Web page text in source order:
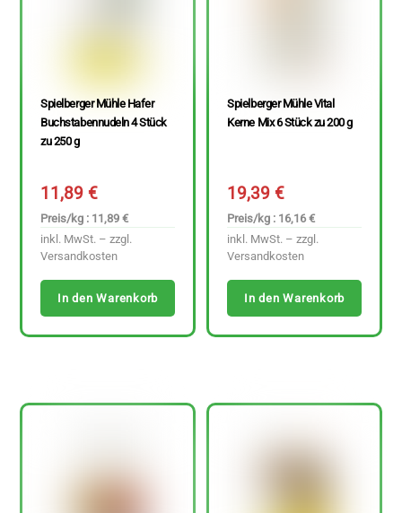
Spielberger Mühle Hafer
Buchstabennudeln 4 Stück
zu 250 g
11,89€
Preis/kg : 11,89 €
inkl. MwSt. – zzgl.
Versandkosten
In den Warenkorb
Spielberger Mühle Vital
Kerne Mix 6 Stück zu 200 g
19,39€
Preis/kg : 16,16 €
inkl. MwSt. – zzgl.
Versandkosten
In den Warenkorb